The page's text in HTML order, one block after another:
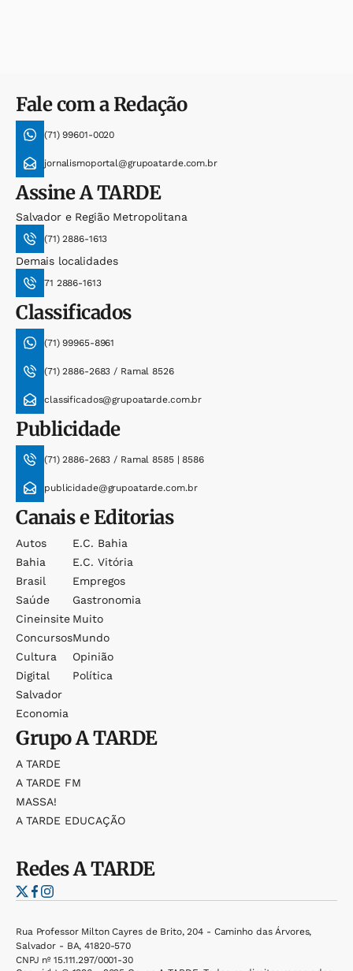
Fale com a Redação
(71) 99601-0020
jornalismoportal@grupoatarde.com.br
AssineA TARDE
Salvador e Região Metropolitana
(71) 2886-1613
Demais localidades
71 2886-1613
Classificados
(71) 99965-8961
(71) 2886-2683 / Ramal 8526
classificados@grupoatarde.com.br
Publicidade
(71) 2886-2683 / Ramal 8585 | 8586
publicidade@grupoatarde.com.br
Canais e Editorias
Autos
Bahia
Brasil
Saúde
Cineinsite
Concursos
Cultura
Digital
Salvador
Economia
E.c. Bahia
E.c. Vitória
Empregos
Gastronomia
Muito
Mundo
Opinião
Política
GrupoA TARDE
A TARDE
A TARDE FM
MASSA!
A TARDE EDUCAÇÃO
RedesA TARDE
Rua Professor Milton Cayres de Brito, 204 - Caminho das Árvores,
Salvador - BA, 41820-570
CNPJ nº 15.111.297/0001-30